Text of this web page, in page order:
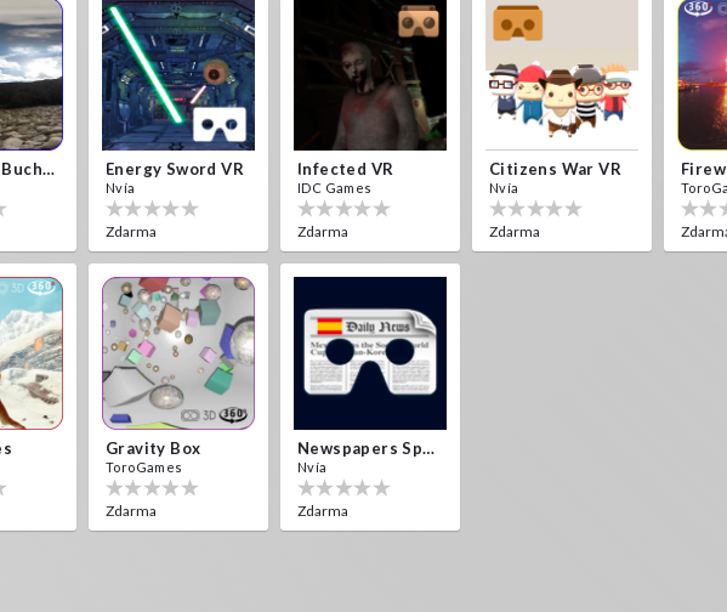
Bullers Of Buchan Aberdeen Energy Sword VR
Nvía
Zdarma
Infected VR
IDC Games
Zdarma
Citizens War VR
Nvía
Zdarma
Gravity Box
ToroGames
Zdarma
Newspapers Spain VR
Nvía
Zdarma